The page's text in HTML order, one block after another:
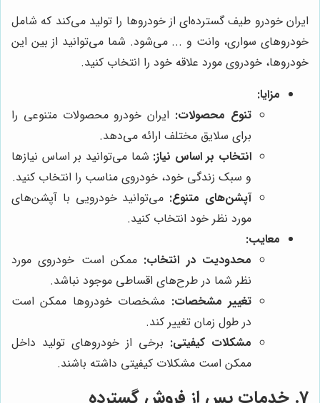
ایران خودرو طیف گسترده‌ای از خودروها را تولید می‌کند که شامل
خودروهای سواری، وانت و ... می‌شود. شما می‌توانید از بین این
خودروها، خودروی مورد علاقه خود را انتخاب کنید.
مزایا:
تنوع محصولات: ایران خودرو محصولات متنوعی را
برای سلایق مختلف ارائه می‌دهد.
انتخاب بر اساس نیاز: شما می‌توانید بر اساس نیازها
و سبک زندگی خود، خودروی مناسب را انتخاب کنید.
آپشن‌های متنوع: می‌توانید خودرویی با آپشن‌های
مورد نظر خود انتخاب کنید.
معایب:
محدودیت در انتخاب: ممکن است خودروی مورد
نظر شما در طرح‌های اقساطی موجود نباشد.
تغییر مشخصات: مشخصات خودروها ممکن است
در طول زمان تغییر کند.
مشکلات کیفیتی: برخی از خودروهای تولید داخل
ممکن است مشکلات کیفیتی داشته باشند.